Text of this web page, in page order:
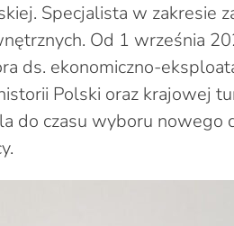
Specjalista w zakresie
Od 1 września
ds. ekonomiczno-
Polski oraz krajowej
do czasu wyboru nowego